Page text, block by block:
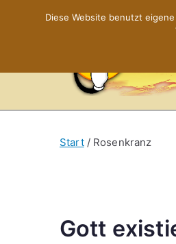
Start Rosenkranz
Gott
Diese Website benutzt